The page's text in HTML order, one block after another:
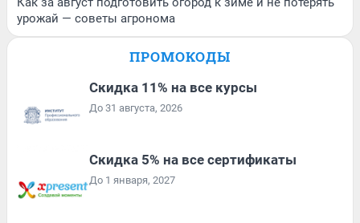
урожай — советы агронома
ПРОМОКОДЫ
Скидка 11% на все курсы
До 31 августа, 2026
Скидка 5% на все сертификаты
До 1 января, 2027